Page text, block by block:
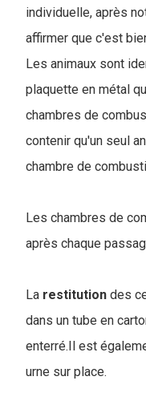
individuelle, après
affirmer que c'est
Les animaux sont
plaquette en métal
chambres de
contenir qu'un seul
chambre de
Les chambres de
après chaque
La restitution des
dans un tube en
enterré.Il est
urne sur place.